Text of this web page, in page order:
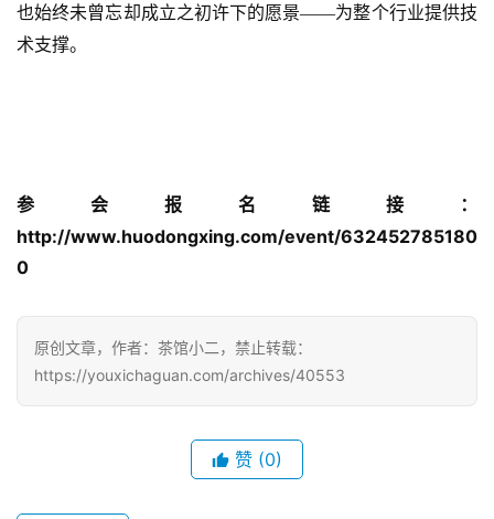
也始终未曾忘却成立之初许下的愿景——为整个行业提供技
术支撑。
参会报名链接：
http://www.huodongxing.com/event/632452785180
0
原创文章，作者：茶馆小二，禁止转载：
https://youxichaguan.com/archives/40553
赞 (0)